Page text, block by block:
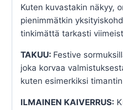
Kuten kuvastakin näkyy,
pienimmätkin
tinkimättä tarkasti
TAKUU: Festive
joka korvaa
kuten esimerkiksi
ILMAINEN KAIVERRUS: